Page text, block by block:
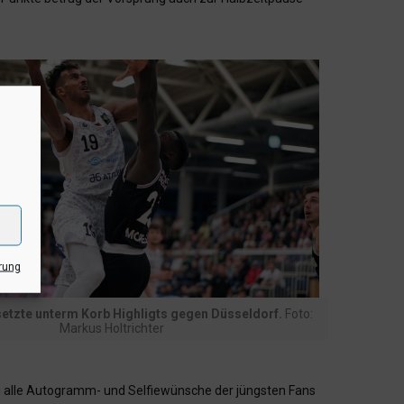
unterm Korb Highligts gegen Düsseldorf.
Foto:
Markus Holtrichter
Autogramm- und Selfiewünsche der jüngsten Fans